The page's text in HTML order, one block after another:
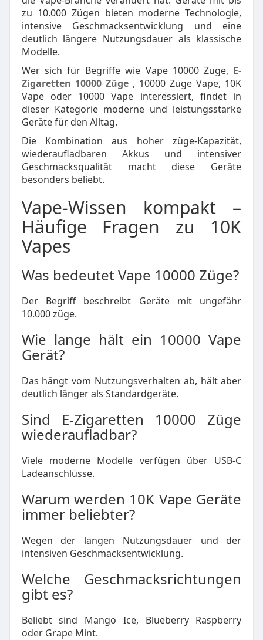
zu 10.000 Zügen bieten moderne Technologie,
intensive Geschmacksentwicklung und eine
deutlich längere Nutzungsdauer als klassische
Modelle.
Wer sich für Begriffe wie Vape 10000 Züge, E-
Zigaretten 10000 Züge , 10000 Züge Vape, 10K
Vape oder 10000 Vape interessiert, findet in
dieser Kategorie moderne und leistungsstarke
Geräte für den Alltag.
Die Kombination aus hoher züge-Kapazität,
wiederaufladbaren Akkus und intensiver
Geschmacksqualität macht diese Geräte
besonders beliebt.
Vape-Wissen kompakt –
Häufige Fragen zu 10K
Vapes
Was bedeutet Vape 10000 Züge?
Der Begriff beschreibt Geräte mit ungefähr
10.000 züge.
Wie lange hält ein 10000 Vape
Gerät?
Das hängt vom Nutzungsverhalten ab, hält aber
deutlich länger als Standardgeräte.
Sind E-Zigaretten 10000 Züge
wiederaufladbar?
Viele moderne Modelle verfügen über USB-C
Ladeanschlüsse.
Warum werden 10K Vape Geräte
immer beliebter?
Wegen der langen Nutzungsdauer und der
intensiven Geschmacksentwicklung.
Welche Geschmacksrichtungen
gibt es?
Beliebt sind Mango Ice, Blueberry Raspberry
oder Grape Mint.